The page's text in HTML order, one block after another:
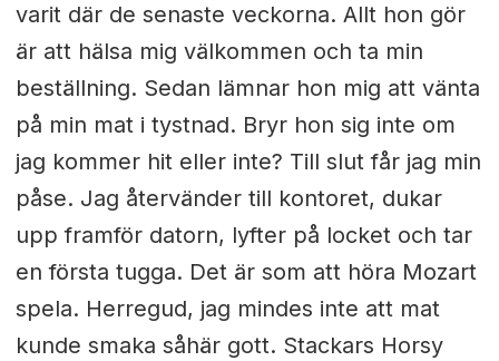
varit där de senaste veckorna. Allt hon gör
är att hälsa mig välkommen och ta min
beställning. Sedan lämnar hon mig att vänta
på min mat i tystnad. Bryr hon sig inte om
jag kommer hit eller inte? Till slut får jag min
påse. Jag återvänder till kontoret, dukar
upp framför datorn, lyfter på locket och tar
en första tugga. Det är som att höra Mozart
spela. Herregud, jag mindes inte att mat
kunde smaka såhär gott. Stackars Horsy